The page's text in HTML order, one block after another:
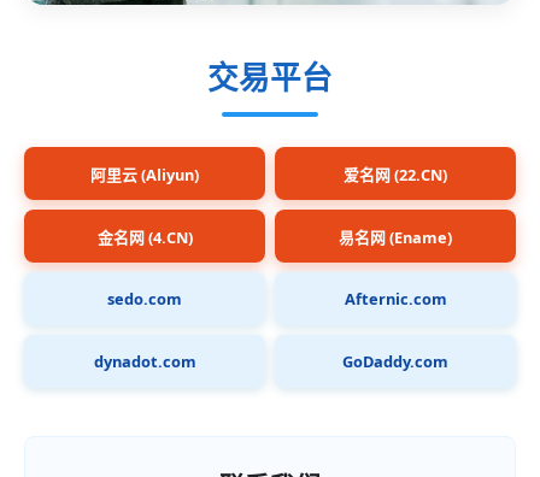
交易平台
阿里云 (Aliyun) 爱名网 (22.CN)
金名网 (4.CN) 易名网 (Ename)
sedo.com Afternic.com
dynadot.com GoDaddy.com